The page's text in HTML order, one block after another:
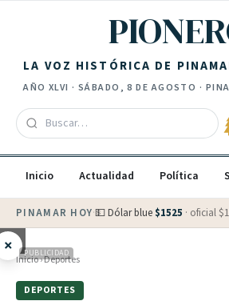
LA VOZ HISTÓRICA DE
AÑO XLVI · SÁBADO, 8 DE AGOSTO ·
Inicio Actualidad Política
PINAMAR HOY·💵 Dólar blue $1525 · oficial $
× PUBLICIDAD
Inicio›Deportes
DEPORTES